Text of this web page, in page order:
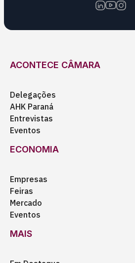
ACONTECE CÂMARA
Delegações
AHK Paraná
Entrevistas
Eventos
ECONOMIA
Empresas
Feiras
Mercado
Eventos
MAIS